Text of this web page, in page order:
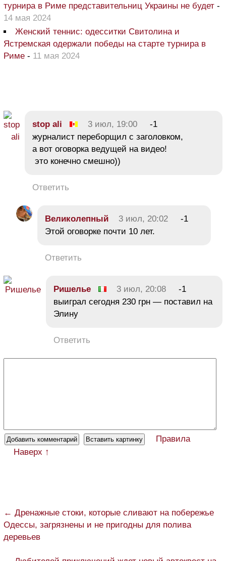
турнира в Риме представительниц Украины не будет -
14 мая 2024
Женский теннис: одесситки Свитолина и
Ястремская одержали победы на старте турнира в
Риме - 11 мая 2024
stop ali 3 июл, 19:00
-1
журналист переборщил с заголовком,
а вот оговорка ведущей на видео!
это конечно смешно))
Ответить
Великолепный 3 июл, 20:02
-1
Этой оговорке почти 10 лет.
Ответить
Ришелье 3 июл, 20:08
-1
выиграл сегодня 230 грн — поставил на
Элину
Ответить
Правила
Наверх ↑
← Дренажные стоки, которые сливают на побережье
Одессы, загрязнены и не пригодны для полива
деревьев